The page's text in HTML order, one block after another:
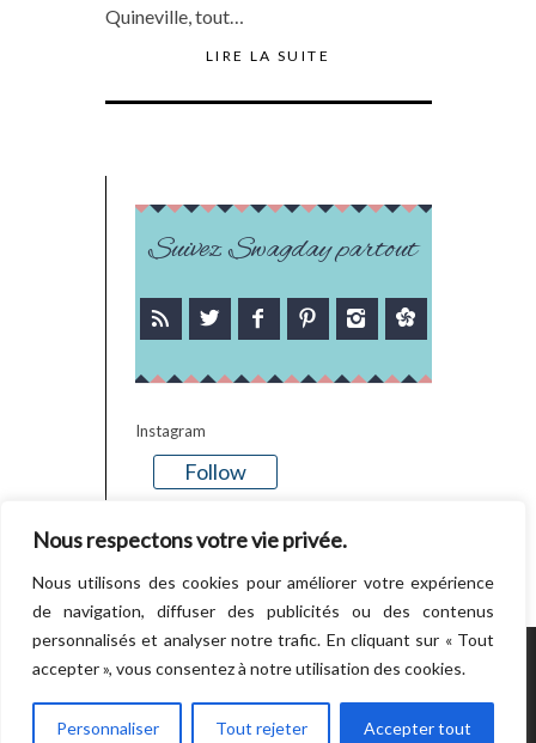
Nous respectons votre vie privée.
Nous utilisons des cookies pour améliorer votre expérience
de navigation, diffuser des publicités ou des contenus
personnalisés et analyser notre trafic. En cliquant sur « Tout
accepter », vous consentez à notre utilisation des cookies.
Personnaliser Tout rejeter Accepter tout
Quineville, tout…
LIRE LA SUITE
Suivez Swagday partout
Instagram
Follow
POWERED BY WORDPRESS.CREATED BY
THEMESINDEP
RETOUR EN HAUT